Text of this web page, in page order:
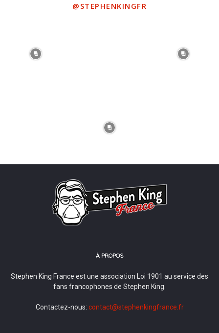
@STEPHENKINGFR
À PROPOS
Stephen King France est une association Loi 1901 au service des
fans francophones de Stephen King.
Contactez-nous: contact@stephenkingfrance.fr